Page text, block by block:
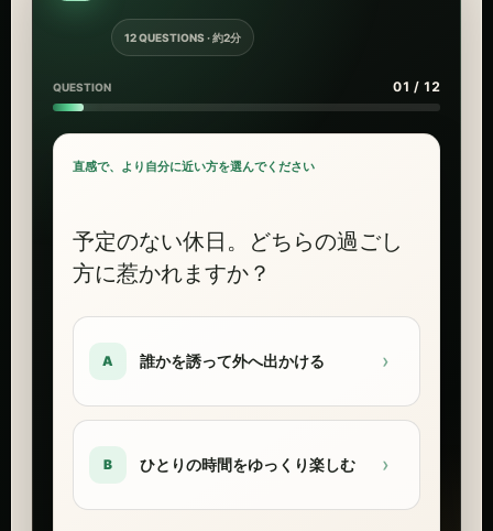
12 QUESTIONS · 約2分
QUESTION 01 / 12
直感で、より自分に近い方を選んでください
予定のない休日。どちらの過ごし
方に惹かれますか？
A 誰かを誘って外へ出かける ›
B ひとりの時間をゆっくり楽しむ ›